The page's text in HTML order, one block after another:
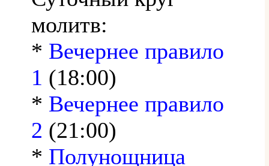
молитв:
* Вечернее правило
1 (18:00)
* Вечернее правило
2 (21:00)
* Полунощница